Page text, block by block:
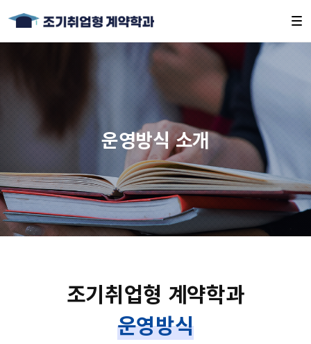
운영방식 소개
조기취업형 계약학과
운영방식